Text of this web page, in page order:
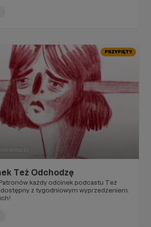
PRZYPIĘTY
Też Odchodzę
każdy odcinek podcastu Też
z tygodniowym wyprzedzeniem.